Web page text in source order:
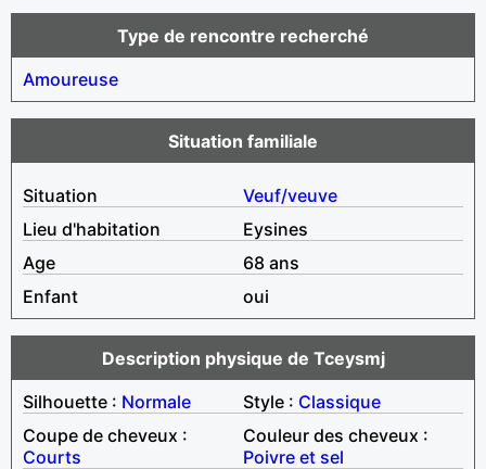
Type de rencontre recherché
Amoureuse
Situation familiale
Situation
Veuf/veuve
Lieu d'habitation
Eysines
Age
68 ans
Enfant
oui
Description physique de Tceysmj
Silhouette : Normale Style : Classique
Coupe de cheveux :
Courts
Couleur des cheveux :
Poivre et sel